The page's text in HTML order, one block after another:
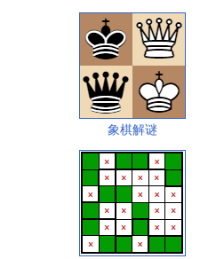
象棋解谜